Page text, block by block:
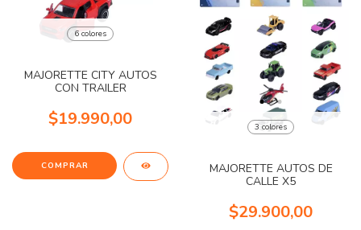
6 colores
MAJORETTE CITY AUTOS
CON TRAILER
$19.990,00
COMPRAR
3 colores
MAJORETTE AUTOS DE
CALLE X5
$29.900,00